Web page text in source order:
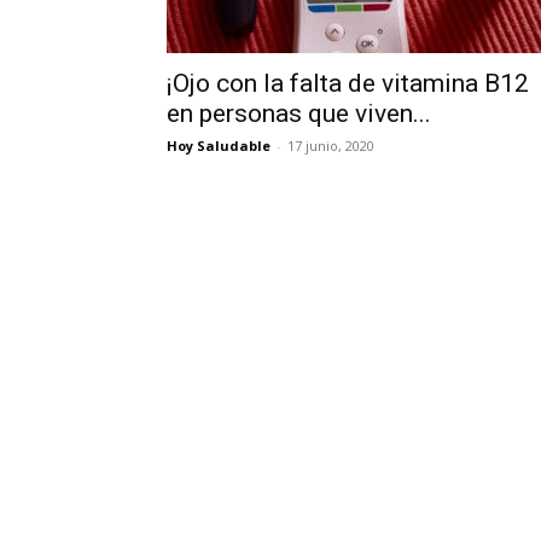
¡Ojo con la falta de vitamina B12
en personas que viven...
Hoy Saludable - 17 junio, 2020